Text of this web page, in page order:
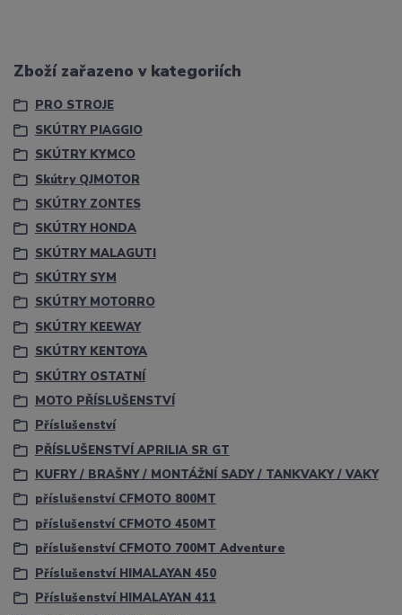
Zboží zařazeno v kategoriích
PRO STROJE
SKÚTRY PIAGGIO
SKÚTRY KYMCO
Skútry QJMOTOR
SKÚTRY ZONTES
SKÚTRY HONDA
SKÚTRY MALAGUTI
SKÚTRY SYM
SKÚTRY MOTORRO
SKÚTRY KEEWAY
SKÚTRY KENTOYA
SKÚTRY OSTATNÍ
MOTO PŘÍSLUŠENSTVÍ
Příslušenství
PŘÍSLUŠENSTVÍ APRILIA SR GT
KUFRY / BRAŠNY / MONTÁŽNÍ SADY / TANKVAKY / VAKY
příslušenství CFMOTO 800MT
příslušenství CFMOTO 450MT
příslušenství CFMOTO 700MT Adventure
Příslušenství HIMALAYAN 450
Příslušenství HIMALAYAN 411